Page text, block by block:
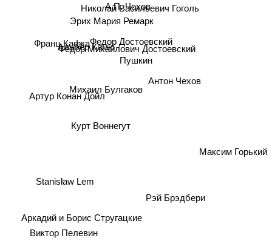
Пушкин
Федор Достоевский
Фёдор Михайлович Достоевский
А.П. Чехов
Николай Васильевич Гоголь
Антон Чехов
Михаил Булгаков
Эрих Мария Ремарк
Рэй Брэдбери
Альбер Камю
Курт Воннегут
Франц Кафка
Виктор Пелевин
Stanisław Lem
Аркадий и Борис Стругацкие